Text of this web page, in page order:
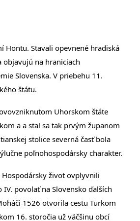
Hontu. Stavali opevnené hradiská
objavujú na hraniciach
Slovenska. V priebehu 11.
štátu.
Uhorskom štáte
a a stal sa tak prvým županom
stolice severná časť bola
poľnohospodársky charakter.
život ovplyvnili
povolať na Slovensko ďalších
1526 otvorila cestu Turkom
16. storočia už väčšinu obcí